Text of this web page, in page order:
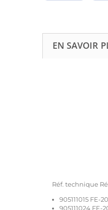
EN SAVOIR
Réf. technique
905111015 FE-
905111024 FE-